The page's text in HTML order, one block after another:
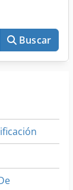
Buscar